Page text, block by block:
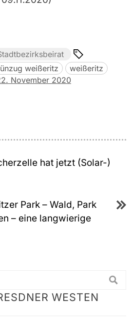
weißeritz
weißeritz
November 2020
hat jetzt (Solar-)
Park – Wald, Park
– eine langwierige
WESTEN